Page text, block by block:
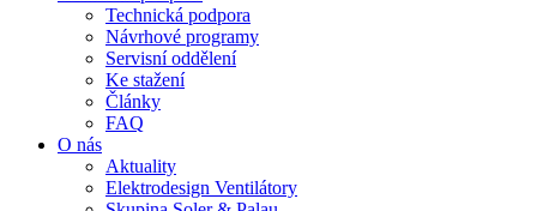
Technická podpora
Návrhové programy
Servisní oddělení
Ke stažení
Články
FAQ
O nás
Aktuality
Elektrodesign Ventilátory